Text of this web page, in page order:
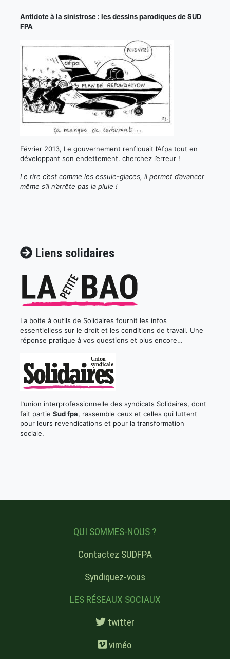
Antidote à la sinistrose : les dessins parodiques de SUD
FPA
Février 2013, Le gouvernement renflouait l’Afpa tout en
développant son endettement. cherchez l’erreur !
Le rire c’est comme les essuie-glaces, il permet d’avancer
même s’il n’arrête pas la pluie !
Liens solidaires
La boite à outils de Solidaires fournit les infos
essentielless sur le droit et les conditions de travail. Une
réponse pratique à vos questions et plus encore…
L’union interprofessionnelle des syndicats Solidaires, dont
fait partie Sud fpa, rassemble ceux et celles qui luttent
pour leurs revendications et pour la transformation
sociale.
QUI SOMMES-NOUS ?
Contactez SUDFPA
Syndiquez-vous
LES RÉSEAUX SOCIAUX
twitter
viméo